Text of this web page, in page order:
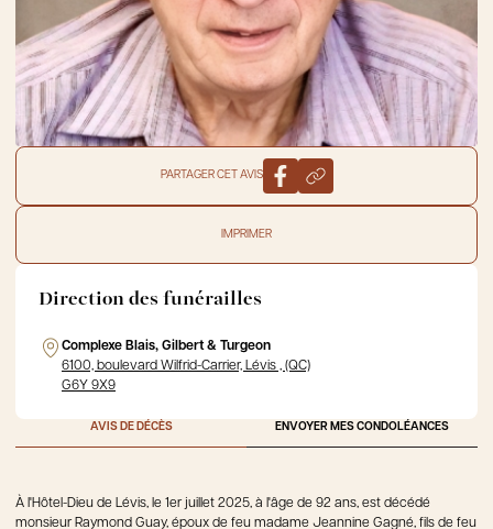
PARTAGER CET AVIS
IMPRIMER
Direction des funérailles
Complexe Blais, Gilbert & Turgeon
6100, boulevard Wilfrid-Carrier, Lévis , (QC)
G6Y 9X9
AVIS DE DÉCÈS ENVOYER MES CONDOLÉANCES
À l'Hôtel-Dieu de Lévis, le 1er juillet 2025, à l'âge de 92 ans, est décédé
monsieur Raymond Guay, époux de feu madame Jeannine Gagné, fils de feu